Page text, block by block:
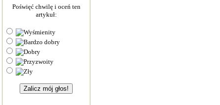
Poświęć chwilę i oceń ten
artykuł: